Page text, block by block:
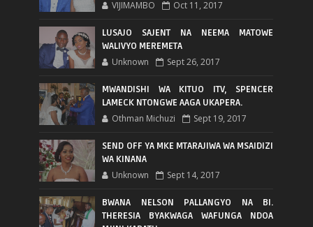
VIJIMAMBO Oct 11, 2017
LUSAJO SAJENT NA NEEMA MATOWE
WALIVYO MEREMETA
Unknown Sept 26, 2017
MWANDISHI WA KITUO ITV, SPENCER
LAMECK NTONGWE AAGA UKAPERA.
Othman Michuzi Sept 19, 2017
SEND OFF YA MKE MTARAJIWA WA MSAIDIZI
WA KINANA
Unknown Sept 14, 2017
BWANA NELSON PALLANGYO NA BI.
THERESIA BYAKWAGA WAFUNGA NDOA